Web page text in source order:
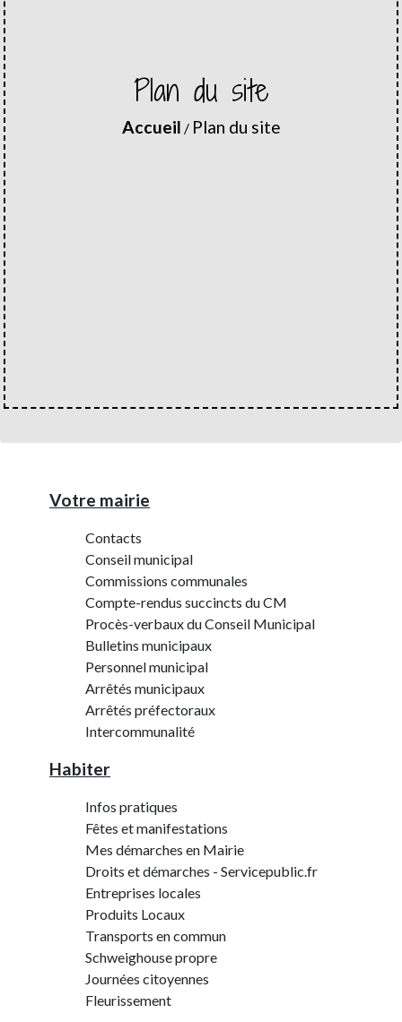
Plan du site
Accueil / Plan du site
Votre mairie
Contacts
Conseil municipal
Commissions communales
Compte-rendus succincts du CM
Procès-verbaux du Conseil Municipal
Bulletins municipaux
Personnel municipal
Arrêtés municipaux
Arrêtés préfectoraux
Intercommunalité
Habiter
Infos pratiques
Fêtes et manifestations
Mes démarches en Mairie
Droits et démarches - Servicepublic.fr
Entreprises locales
Produits Locaux
Transports en commun
Schweighouse propre
Journées citoyennes
Fleurissement